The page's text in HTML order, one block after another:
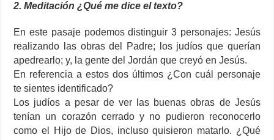
2. Meditación ¿Qué me dice el texto?
En este pasaje podemos distinguir 3 personajes: Jesús
realizando las obras del Padre; los judíos que querían
apedrearlo; y, la gente del Jordán que creyó en Jesús.
En referencia a estos dos últimos ¿Con cuál personaje
te sientes identificado?
Los judíos a pesar de ver las buenas obras de Jesús
tenían un corazón cerrado y no pudieron reconocerlo
como el Hijo de Dios, incluso quisieron matarlo. ¿Qué